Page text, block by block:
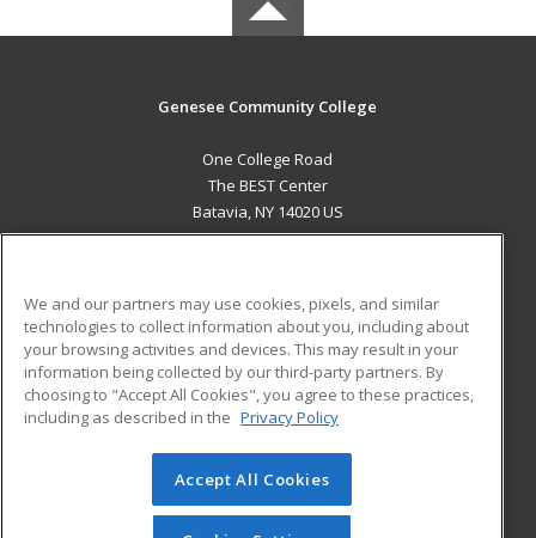
Genesee Community College
One College Road
The BEST Center
Batavia, NY 14020 US
ADDITIONAL RESOURCES
Military
Financial Assistance
Help
Student Blog
© 2026 ed2go, a division of Cengage Learning. All rights
reserved. The material on this site cannot be reproduced or
We and our partners may use cookies, pixels, and similar
technologies to collect information about you, including about
your browsing activities and devices. This may result in your
information being collected by our third-party partners. By
choosing to "Accept All Cookies", you agree to these practices,
including as described in the Privacy Policy
Accept All Cookies